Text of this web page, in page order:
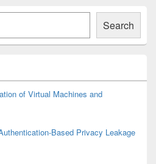
Search
of Virtual Machines and
Based Privacy Leakage